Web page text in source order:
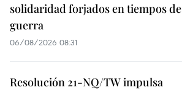
solidaridad forjados en tiempos de
guerra
06/08/2026 08:31
Resolución 21-NQ/TW impulsa